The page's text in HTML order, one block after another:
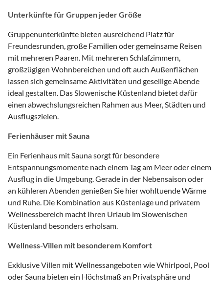
Unterkünfte für Gruppen jeder Größe
Gruppenunterkünfte bieten ausreichend Platz für
Freundesrunden, große Familien oder gemeinsame Reisen
mit mehreren Paaren. Mit mehreren Schlafzimmern,
großzügigen Wohnbereichen und oft auch Außenflächen
lassen sich gemeinsame Aktivitäten und gesellige Abende
ideal gestalten. Das Slowenische Küstenland bietet dafür
einen abwechslungsreichen Rahmen aus Meer, Städten und
Ausflugszielen.
Ferienhäuser mit Sauna
Ein Ferienhaus mit Sauna sorgt für besondere
Entspannungsmomente nach einem Tag am Meer oder einem
Ausflug in die Umgebung. Gerade in der Nebensaison oder
an kühleren Abenden genießen Sie hier wohltuende Wärme
und Ruhe. Die Kombination aus Küstenlage und privatem
Wellnessbereich macht Ihren Urlaub im Slowenischen
Küstenland besonders erholsam.
Wellness-Villen mit besonderem Komfort
Exklusive Villen mit Wellnessangeboten wie Whirlpool, Pool
oder Sauna bieten ein Höchstmaß an Privatsphäre und